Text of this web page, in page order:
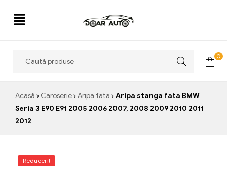
0
Acasă Caroserie Aripa fata
Aripa stanga fata BMW
Seria 3 E90 E91 2005 2006 2007, 2008 2009 2010 2011
2012
Reduceri!